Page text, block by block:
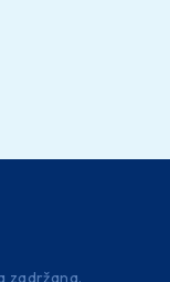
zadržana.